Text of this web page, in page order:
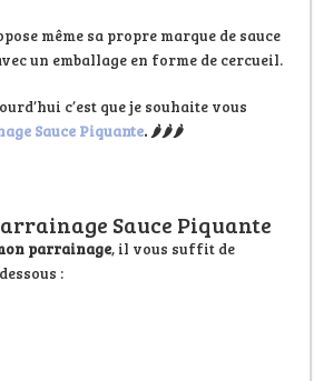
même sa propre marque de sauce
un emballage en forme de cercueil.
c’est que je souhaite vous
Sauce Piquante. 🌶️🌶️🌶️
Sauce Piquante
parrainage, il vous suffit de
: